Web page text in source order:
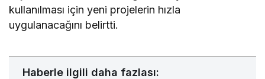
kullanılması için yeni projelerin hızla
uygulanacağını belirtti.
Haberle ilgili daha fazlası: